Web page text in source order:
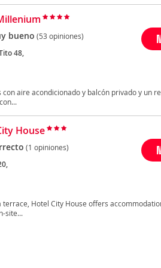
bueno (53 opiniones)
48,
aire acondicionado y balcón privado y un
House
(1 opiniones)
Hotel City House offers
site...